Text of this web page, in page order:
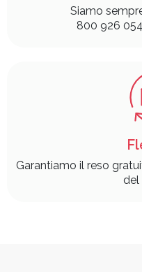
Siamo
800 926
Garantiamo il reso
del